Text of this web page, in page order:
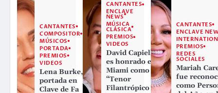
CANTANTES
COMPOSITOR
MÚSICOS
PORTADA
PREMIOS
VIDEOS
Lena Burke,
portada en
Clave de Fa
CANTANTES
ENCLAVE
NEWS
MÚSICA
CLÁSICA
PREMIOS
VIDEOS
David Capiello
es honrado en
Miami como
“Tenor
Filantrópico
CANTANTES
ENCLAVE
PREMIOS
REDES
SOCIALES
Mariah
fue
como